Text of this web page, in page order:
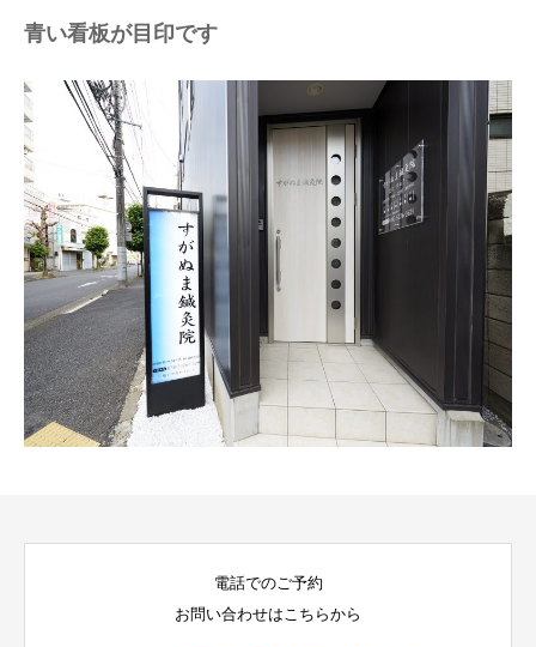
青い看板が目印です
電話でのご予約
お問い合わせはこちらから